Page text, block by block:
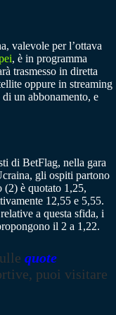
valevole per l’ottava
, è in programma
trasmesso in diretta
oppure in streaming
un abbonamento, e
di BetFlag, nella gara
gli ospiti partono
(2) è quotato 1,25,
12,55 e 5,55.
a questa sfida, i
il 2 a 1,22.
quote
puoi visitare